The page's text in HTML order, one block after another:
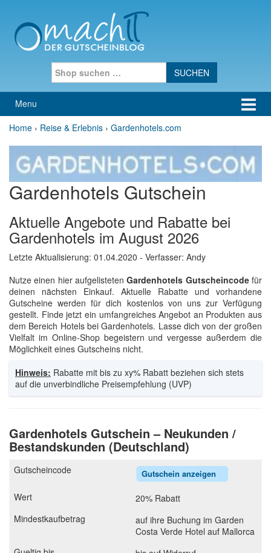
Menu
Home › Reise & Erlebnis › Gardenhotels.com
Gardenhotels Gutschein
Aktuelle Angebote und Rabatte bei
Gardenhotels im August 2026
Letzte Aktualisierung: 01.04.2020 - Verfasser: Andy
Nutze einen hier aufgelistetenGardenhotels Gutscheincodefür
deinen nächsten Einkauf. Aktuelle Rabatte und vorhandene
Gutscheine werden für dich kostenlos von uns zur Verfügung
gestellt. Finde jetzt ein umfangreiches Angebot an Produkten aus
dem Bereich Hotels bei Gardenhotels. Lasse dich von der großen
Vielfalt im Online-Shop begeistern und vergesse außerdem die
Möglichkeit eines Gutscheins nicht.
Hinweis: Rabatte mit bis zu xy% Rabatt beziehen sich stets
auf die unverbindliche Preisempfehlung (UVP)
Gardenhotels Gutschein – Neukunden /
Bestandskunden (Deutschland)
Gutschein anzeigen
20% Rabatt
auf ihre Buchung im Garden
Costa Verde Hotel auf Mallorca